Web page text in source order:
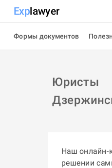
Explawyer
Формы документов
Юристы
Наш онлайн-
решении